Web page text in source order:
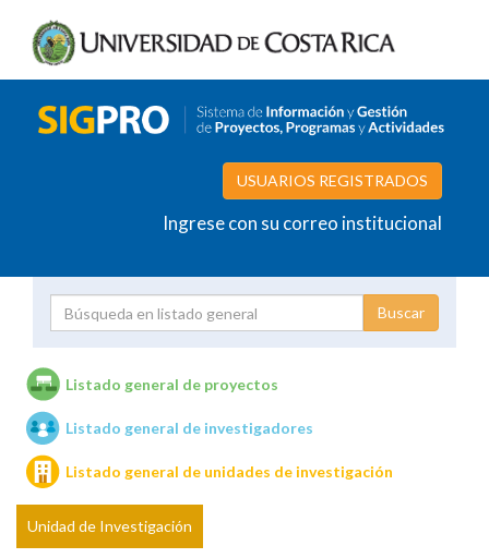
USUARIOS REGISTRADOS
Ingrese con su correo institucional
Unidades de investigación
Listado general de proyectos
Listado general de investigadores
Listado general de unidades de investigación
Unidad de Investigación